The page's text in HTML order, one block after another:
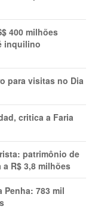
400 milhões
inquilino
para visitas no Dia
critica a Faria
patrimônio de
R$ 3,8 milhões
Penha: 783 mil